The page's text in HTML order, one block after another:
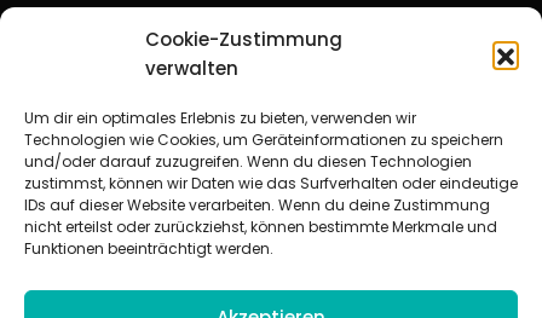
Cookie-Zustimmung
verwalten
Um dir ein optimales Erlebnis zu bieten, verwenden wir
Technologien wie Cookies, um Geräteinformationen zu speichern
und/oder darauf zuzugreifen. Wenn du diesen Technologien
zustimmst, können wir Daten wie das Surfverhalten oder eindeutige
IDs auf dieser Website verarbeiten. Wenn du deine Zustimmung
nicht erteilst oder zurückziehst, können bestimmte Merkmale und
Funktionen beeinträchtigt werden.
Mitarbeitende in der christlichen Kinder-, Jugend- und jungen
Erwachsenenarbeit. Aufjofindet man unkompliziert und schnell
Beziehungsarbeit.
Beteiligte Verbände
CVJM-Landesverband Bayern e. V. |CVJM-Gesamtverband in
Deutschland e. V.
CVJM-Westbund e. V.|Deutscher Jugendverband „Entschieden für
Christus“ e. V.